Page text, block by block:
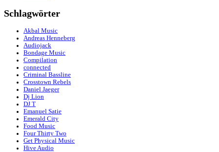
Schlagwörter
Akbal Music
Andreas Henneberg
Audiojack
Bondage Music
Compilation
connected
Criminal Bassline
Crosstown Rebels
Daniel Jaeger
Dj Lion
DJ T
Emanuel Satie
Emerald City
Food Music
Four Thirty Two
Get Physical Music
Hive Audio